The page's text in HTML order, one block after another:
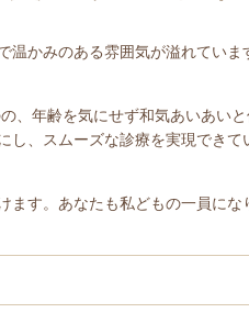
温かみのある雰囲気が溢れていま
、年齢を気にせず和気あいあい
し、スムーズな診療を実現できて
す。あなたも私どもの一員にな